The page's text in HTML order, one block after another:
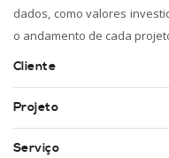
dados, como valores
o andamento de cada
Cliente
Projeto
Serviço